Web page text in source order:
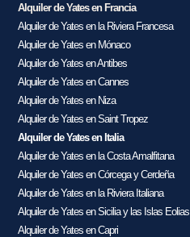
Alquiler de Yates en Francia
Alquiler de Yates en la Riviera Francesa
Alquiler de Yates en Mónaco
Alquiler de Yates en Antibes
Alquiler de Yates en Cannes
Alquiler de Yates en Niza
Alquiler de Yates en Saint Tropez
Alquiler de Yates en Italia
Alquiler de Yates en la Costa Amalfitana
Alquiler de Yates en Córcega y Cerdeña
Alquiler de Yates en la Riviera Italiana
Alquiler de Yates en Sicilia y las Islas Eolias
Alquiler de Yates en Capri